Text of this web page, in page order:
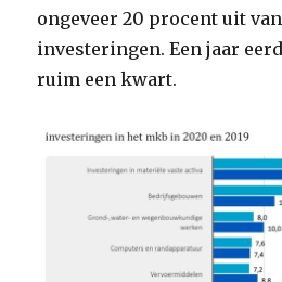
ongeveer 20 procent uit
investeringen. Een jaar
ruim een kwart.